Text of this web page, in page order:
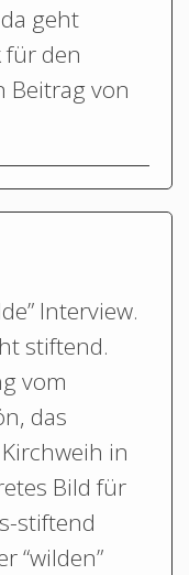
geht
für den
Beitrag von
Interview.
stiftend.
vom
das
in
Bild für
stiftend
“wilden”